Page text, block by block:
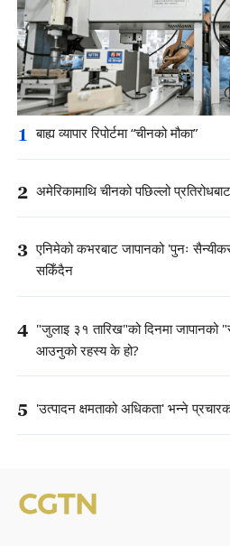
1 बाह्य व्यापार रिपोर्टमा “चीनको मौका”
2 अमेरिकामाथि चीनको पछिल्लो
3 एनिमेको कभरबाट जापानको 'पुनः
सकिँदैन
4 "जुलाइ ३१ तारिख"को दिनमा जापानको
आउनुको रहस्य के हो?
5 'उत्पादन क्षमताको अधिकता' भन्ने